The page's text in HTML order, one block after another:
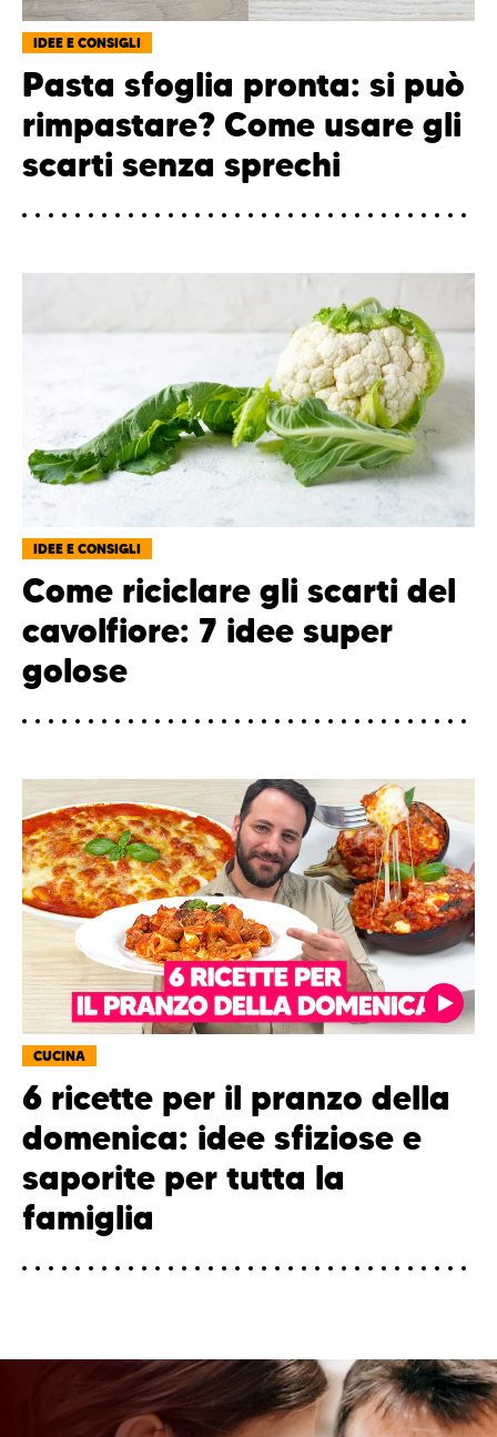
IDEE E CONSIGLI
Pasta sfoglia pronta: si può
rimpastare? Come usare gli
scarti senza sprechi
IDEE E CONSIGLI
Come riciclare gli scarti del
cavolfiore: 7 idee super
golose
CUCINA
6 ricette per il pranzo della
domenica: idee sfiziose e
saporite per tutta la
famiglia